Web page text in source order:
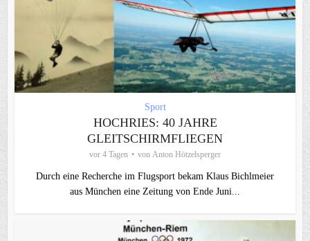
Sport
HOCHRIES: 40 JAHRE
GLEITSCHIRMFLIEGEN
vor 4 Tagen von Anton Hötzelsperger
Durch eine Recherche im Flugsport bekam Klaus Bichlmeier
aus München eine Zeitung von Ende Juni...